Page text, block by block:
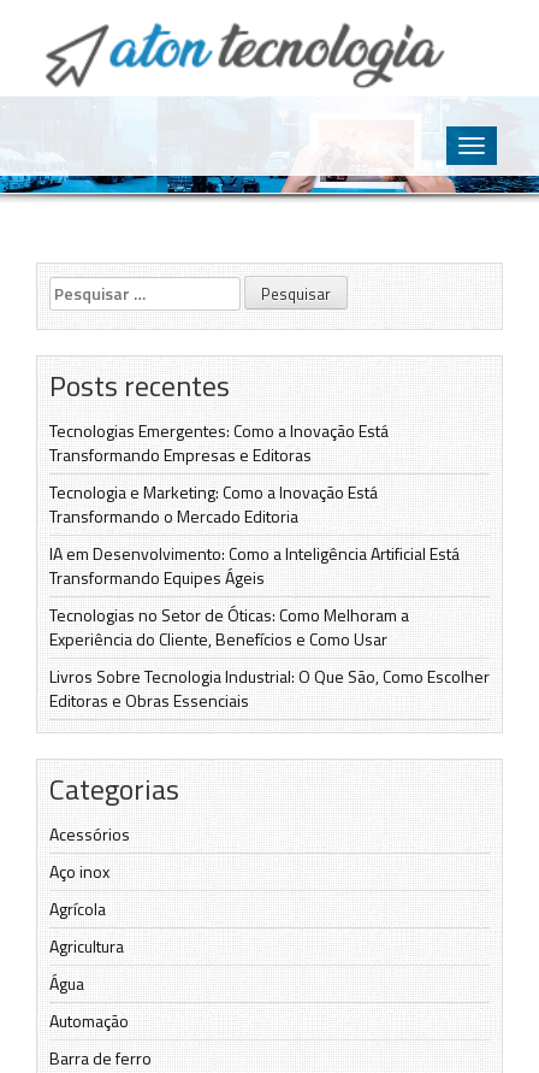
O point da Tecnologia
Toggle
Pesquisar
por:
Posts recentes
Tecnologias Emergentes: Como a Inovação Está
Transformando Empresas e Editoras
Tecnologia e Marketing: Como a Inovação Está
Transformando o Mercado Editoria
IA em Desenvolvimento: Como a Inteligência Artificial Está
Transformando Equipes Ágeis
Tecnologias no Setor de Óticas: Como Melhoram a
Experiência do Cliente, Benefícios e Como Usar
Livros Sobre Tecnologia Industrial: O Que São, Como Escolher
Editoras e Obras Essenciais
Categorias
Acessórios
Aço inox
Agrícola
Agricultura
Água
Automação
Barra de ferro